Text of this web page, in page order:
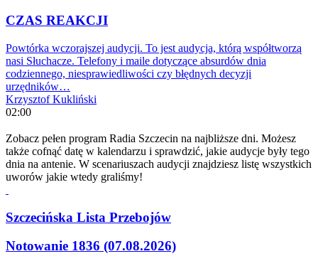
CZAS REAKCJI
Powtórka wczorajszej audycji. To jest audycja, którą współtworzą
nasi Słuchacze. Telefony i maile dotyczące absurdów dnia
codziennego, niesprawiedliwości czy błędnych decyzji
urzędników…
Krzysztof Kukliński
02:00
Zobacz pełen program Radia Szczecin na najbliższe dni. Możesz
także cofnąć datę w kalendarzu i sprawdzić, jakie audycje były tego
dnia na antenie. W scenariuszach audycji znajdziesz listę wszystkich
uworów jakie wtedy graliśmy!
Szczecińska Lista Przebojów
Notowanie 1836 (07.08.2026)